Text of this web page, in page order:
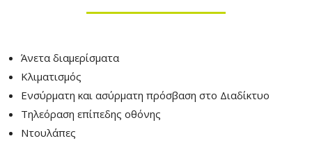
Άνετα διαμερίσματα
Κλιματισμός
Ενσύρματη και ασύρματη πρόσβαση στο Διαδίκτυο
Τηλεόραση επίπεδης οθόνης
Ντουλάπες